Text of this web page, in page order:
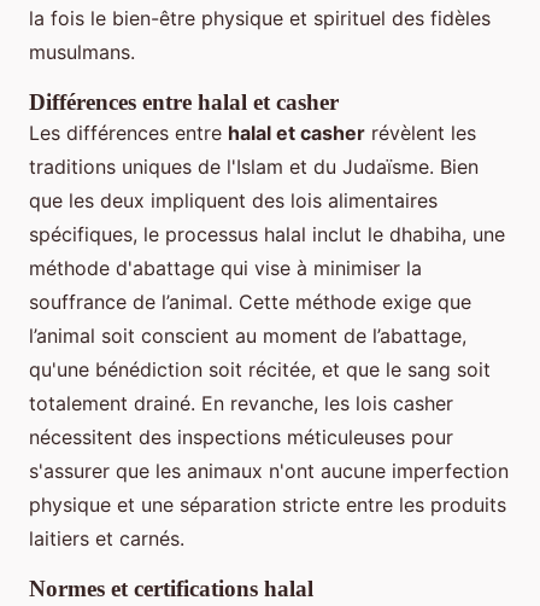
la fois le bien-être physique et spirituel des fidèles
musulmans.
Différences entre halal et casher
Les différences entre halal et casher révèlent les
traditions uniques de l'Islam et du Judaïsme. Bien
que les deux impliquent des lois alimentaires
spécifiques, le processus halal inclut le dhabiha, une
méthode d'abattage qui vise à minimiser la
souffrance de l’animal. Cette méthode exige que
l’animal soit conscient au moment de l’abattage,
qu'une bénédiction soit récitée, et que le sang soit
totalement drainé. En revanche, les lois casher
nécessitent des inspections méticuleuses pour
s'assurer que les animaux n'ont aucune imperfection
physique et une séparation stricte entre les produits
laitiers et carnés.
Normes et certifications halal